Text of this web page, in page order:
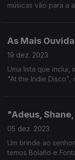
músicas vão para a
As Mais
19 dez. 2023
Uma lista que inclui,
"At the Indie Disco",
"Adeus,
05 dez. 2023
Um brinde ao
temos Bolaño e